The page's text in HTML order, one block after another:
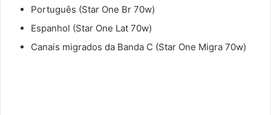
Português (Star One Br 70w)
Espanhol (Star One Lat 70w)
Canais migrados da Banda C (Star One Migra 70w)